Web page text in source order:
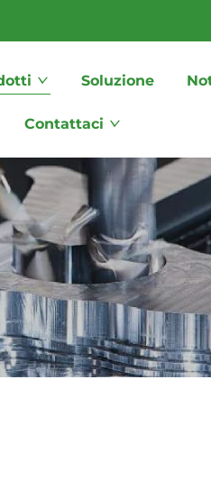
Soluzione
Contattaci